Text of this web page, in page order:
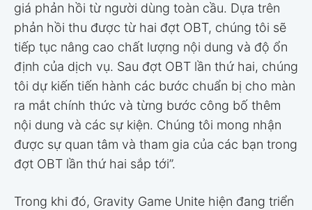
giá phản hồi từ người dùng toàn cầu. Dựa trên
phản hồi thu được từ hai đợt OBT, chúng tôi sẽ
tiếp tục nâng cao chất lượng nội dung và độ ổn
định của dịch vụ. Sau đợt OBT lần thứ hai, chúng
tôi dự kiến tiến hành các bước chuẩn bị cho màn
ra mắt chính thức và từng bước công bố thêm
nội dung và các sự kiện. Chúng tôi mong nhận
được sự quan tâm và tham gia của các bạn trong
đợt OBT lần thứ hai sắp tới”.
Trong khi đó, Gravity Game Unite hiện đang triển